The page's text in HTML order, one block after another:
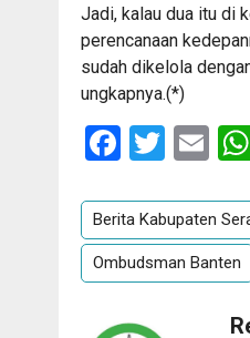
Jadi, kalau dua itu di
perencanaan
sudah dikelola
ungkapnya.(*)
Berita Kabupaten
Ombudsman Banten